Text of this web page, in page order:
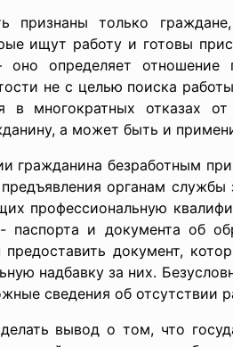
признаны только
ищут работу и готовы
оно определяет
не с целью поиска
в многократных отказах
а может быть и
безработным
органам
профессиональную
и документа об
документ,
надбавку за них.
сведения об отсутствии
вывод о том, что